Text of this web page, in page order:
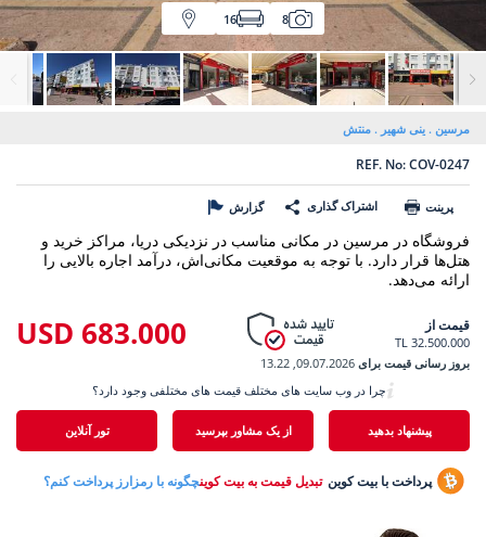
8
16
مرسین ینی شهیر منتش
REF. No: COV-0247
پرینت اشتراک گذاری گزارش
فروشگاه در مرسین در مکانی مناسب در نزدیکی دریا، مراکز خرید و
هتل‌ها قرار دارد. با توجه به موقعیت مکانی‌اش، درآمد اجاره بالایی را
ارائه می‌دهد.
قیمت از
32.500.000 TL
683.000 USD
بروز رسانی قیمت برای 09.07.2026, 13.22
پیشنهاد بدهید از یک مشاور بپرسید تور آنلاین
چرا در وب سایت های مختلف قیمت های مختلفی وجود دارد؟
پرداخت با بیت کوین تبدیل قیمت به بیت کوینچگونه با رمزارز پرداخت کنم؟